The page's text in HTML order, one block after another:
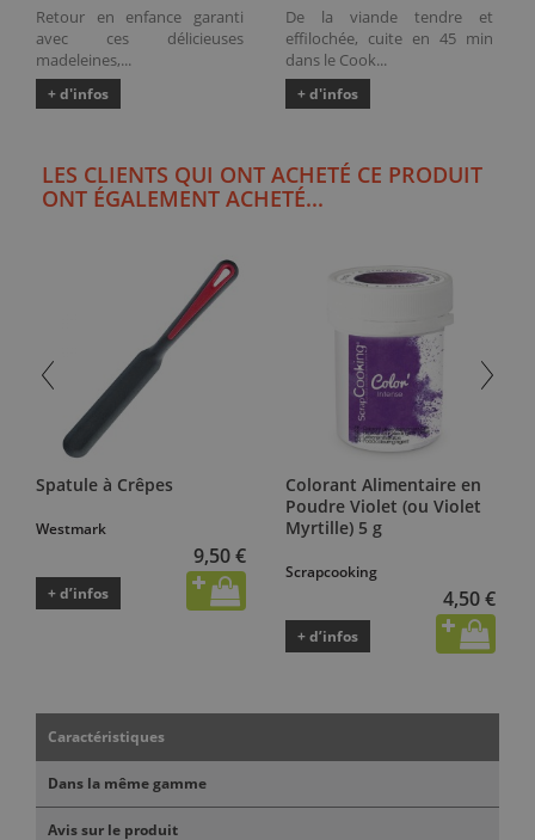
Retour en enfance garanti
avec ces délicieuses
madeleines,...
+ d'infos
De la viande tendre et
effilochée, cuite en 45 min
dans le Cook...
+ d'infos
LES CLIENTS QUI ONT ACHETÉ CE PRODUIT
ONT ÉGALEMENT ACHETÉ...
Spatule à Crêpes
Westmark
9,50 €
+ d’infos
Colorant Alimentaire en
Poudre Violet (ou Violet
Myrtille) 5 g
Scrapcooking
4,50 €
+ d’infos
Caractéristiques
Dans la même gamme
Avis sur le produit